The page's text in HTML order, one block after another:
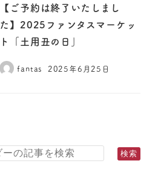
【ご予約は終了いたしまし
た】2025ファンタスマーケッ
ト「土用丑の日」
fantas 2025年6月25日